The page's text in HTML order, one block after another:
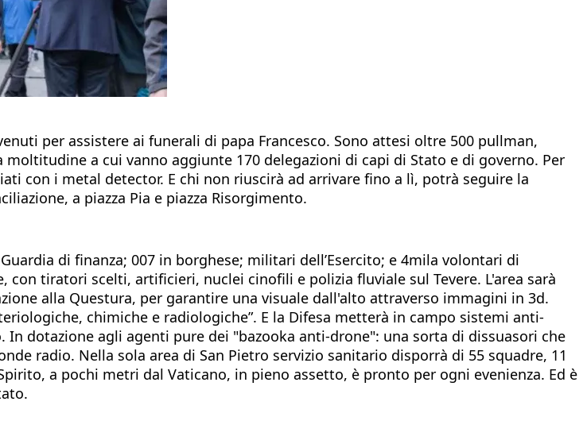
per assistere ai funerali di papa Francesco. Sono attesi oltre 500 pullman,
a cui vanno aggiunte 170 delegazioni di capi di Stato e di governo. Per
con i metal detector. E chi non riuscirà ad arrivare fino a lì, potrà seguire la
a piazza Pia e piazza Risorgimento.
di finanza; 007 in borghese; militari dell’Esercito; e 4mila volontari di
tiratori scelti, artificieri, nuclei cinofili e polizia fluviale sul Tevere. L'area sarà
alla Questura, per garantire una visuale dall'alto attraverso immagini in 3d.
chimiche e radiologiche”. E la Difesa metterà in campo sistemi anti-
dotazione agli agenti pure dei "bazooka anti-drone": una sorta di dissuasori che
radio. Nella sola area di San Pietro servizio sanitario disporrà di 55 squadre, 11
a pochi metri dal Vaticano, in pieno assetto, è pronto per ogni evenienza. Ed è